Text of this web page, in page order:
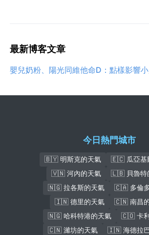
最新博客文章
嬰兒奶粉、陽光同維他命D：點樣影響
今日熱門城市
🇧🇾 明斯克的天氣
🇪🇨 瓜亞基
🇻🇳 河內的天氣
🇱🇧 貝魯特
🇳🇬 拉各斯的天氣
🇨🇦 多倫
🇮🇳 德里的天氣
🇨🇳 南昌
🇳🇬 哈科特港的天氣
🇨🇴 卡
🇨🇳 濰坊的天氣
🇮🇳 海德拉